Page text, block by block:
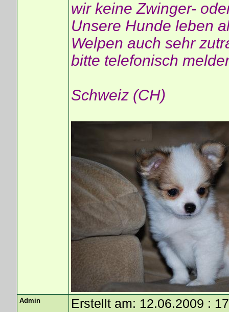
wir keine Zwinger-
Unsere Hunde leben
Welpen auch sehr
bitte telefonisch
Schweiz (CH)
Admin Erstellt am: 12.06.2009 :